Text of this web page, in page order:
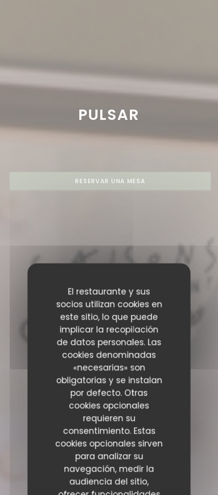
El restaurante y sus
socios utilizan cookies en
este sitio, lo que puede
implicar la recopilación
de datos personales. Las
cookies denominadas
«necesarias» son
obligatorias y se instalan
por defecto. Otras
cookies opcionales
requieren su
consentimiento. Estas
cookies opcionales sirven
para analizar su
navegación, medir la
audiencia del sitio,
PULSAR
RESERVAR UNA MESA